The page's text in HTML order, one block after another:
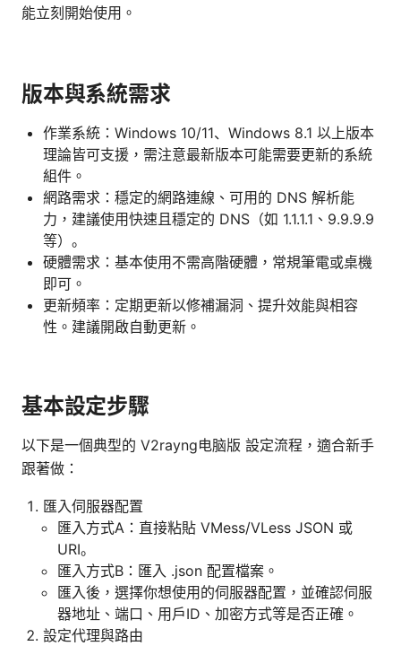
能立刻開始使用。
版本與系統需求
作業系統：Windows 10/11、Windows 8.1 以上版本
理論皆可支援，需注意最新版本可能需要更新的系統
組件。
網路需求：穩定的網路連線、可用的 DNS 解析能
力，建議使用快速且穩定的 DNS（如 1.1.1.1、9.9.9.9
等）。
硬體需求：基本使用不需高階硬體，常規筆電或桌機
即可。
更新頻率：定期更新以修補漏洞、提升效能與相容
性。建議開啟自動更新。
基本設定步驟
以下是一個典型的 V2rayng电脑版 設定流程，適合新手
跟著做：
匯入伺服器配置
匯入方式A：直接粘貼 VMess/VLess JSON 或
URI。
匯入方式B：匯入 .json 配置檔案。
匯入後，選擇你想使用的伺服器配置，並確認伺服
器地址、端口、用戶ID、加密方式等是否正確。
設定代理與路由